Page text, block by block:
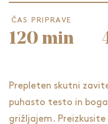
ČAS PRIPRAVE
120 min
Prepleten skutni
puhasto testo in
grižljajem.